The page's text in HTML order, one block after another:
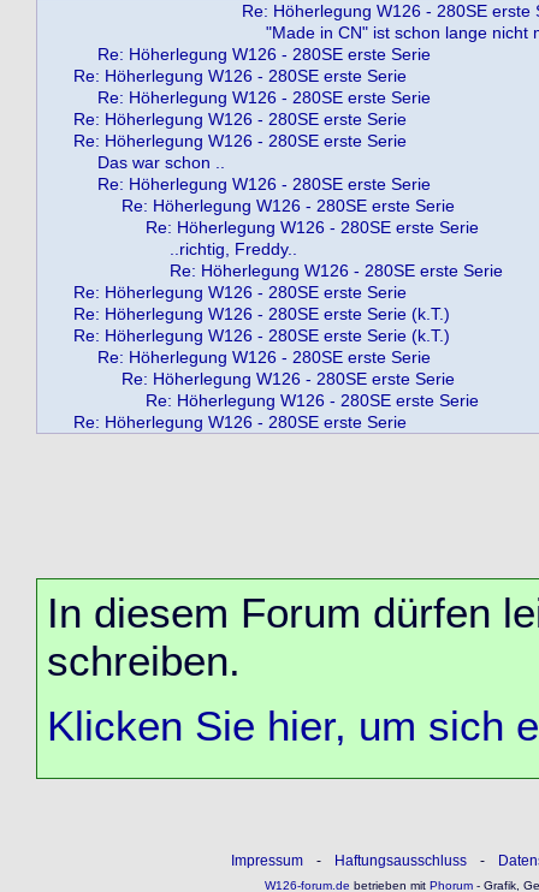
Re: Höherlegung W126 - 280SE erste
"Made in CN" ist schon lange nicht
Re: Höherlegung W126 - 280SE erste Serie
Re: Höherlegung W126 - 280SE erste Serie
Re: Höherlegung W126 - 280SE erste Serie
Re: Höherlegung W126 - 280SE erste Serie
Re: Höherlegung W126 - 280SE erste Serie
Das war schon ..
Re: Höherlegung W126 - 280SE erste Serie
Re: Höherlegung W126 - 280SE erste Serie
Re: Höherlegung W126 - 280SE erste Serie
..richtig, Freddy..
Re: Höherlegung W126 - 280SE erste Serie
Re: Höherlegung W126 - 280SE erste Serie
Re: Höherlegung W126 - 280SE erste Serie (k.T.)
Re: Höherlegung W126 - 280SE erste Serie (k.T.)
Re: Höherlegung W126 - 280SE erste Serie
Re: Höherlegung W126 - 280SE erste Serie
Re: Höherlegung W126 - 280SE erste Serie
Re: Höherlegung W126 - 280SE erste Serie
In diesem Forum dürfen
schreiben.
Klicken Sie hier, um sich
Impressum - Haftungsausschluss -
W126-forum.de betrieben mitPhorum- Grafik,